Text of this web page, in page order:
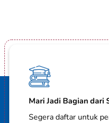
Mari Jadi Bagian dari
Segera daftar untuk